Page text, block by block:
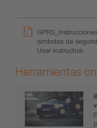
GPRS_Instrucciones
símbolos de
User instruction
Herramientas